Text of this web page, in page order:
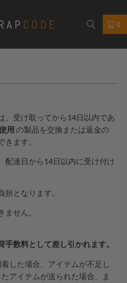
0
、受け取ってから14日以内であ
用 の製品を交換または返金の
きます。
配達日から14日以内に受け付け
となります。
せん。
手数料として差し引かれます。
した場合、アイテムが不足し
アイテムが送られた場合、ま